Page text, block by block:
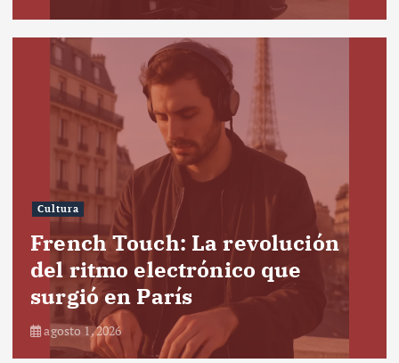
Cultura
French Touch: La revolución
del ritmo electrónico que
surgió en París
agosto 1, 2026